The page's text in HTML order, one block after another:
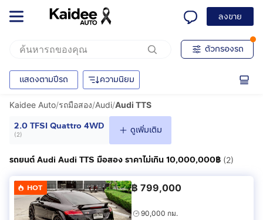
ลงขาย
ตัวกรองรถ
แสดงตามปีรถ ความนิยม
Kaidee Auto/รถมือสอง/Audi/Audi TTS
2.0 TFSI Quattro 4WD
(2) ดูเพิ่มเติม
รถยนต์ Audi Audi TTS มือสอง ราคาไม่เกิน 10,000,000฿ (2)
HOT ฿ 799,000
90,000 กม.